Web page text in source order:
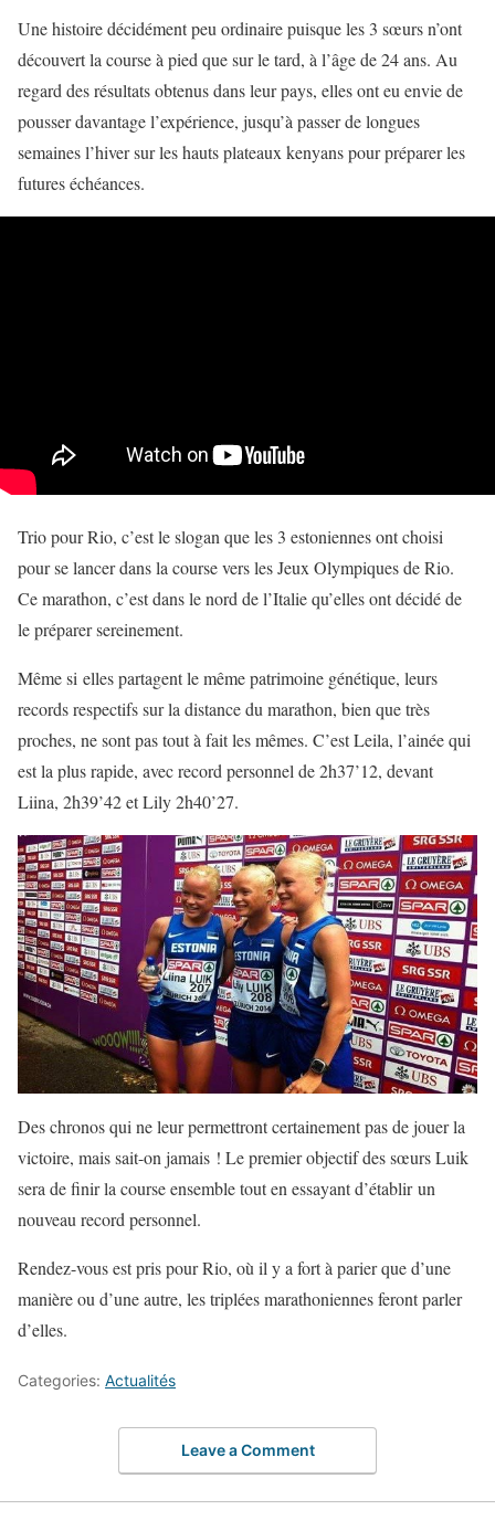
Une histoire décidément peu ordinaire puisque les 3 sœurs n’ont
découvert la course à pied que sur le tard, à l’âge de 24 ans. Au
regard des résultats obtenus dans leur pays, elles ont eu envie de
pousser davantage l’expérience, jusqu’à passer de longues
semaines l’hiver sur les hauts plateaux kenyans pour préparer les
futures échéances.
Trio pour Rio, c’est le slogan que les 3 estoniennes ont choisi
pour se lancer dans la course vers les Jeux Olympiques de Rio.
Ce marathon, c’est dans le nord de l’Italie qu’elles ont décidé de
le préparer sereinement.
Même si elles partagent le même patrimoine génétique, leurs
records respectifs sur la distance du marathon, bien que très
proches, ne sont pas tout à fait les mêmes. C’est Leila, l’ainée qui
est la plus rapide, avec record personnel de 2h37’12, devant
Liina, 2h39’42 et Lily 2h40’27.
Des chronos qui ne leur permettront certainement pas de jouer la
victoire, mais sait-on jamais ! Le premier objectif des sœurs Luik
sera de finir la course ensemble tout en essayant d’établir un
nouveau record personnel.
Rendez-vous est pris pour Rio, où il y a fort à parier que d’une
manière ou d’une autre, les triplées marathoniennes feront parler
d’elles.
Categories: Actualités
Leave a Comment